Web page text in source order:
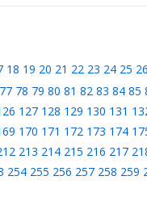
18 19 20 21 22 23 24 25 26
77 78 79 80 81 82 83 84 85
127 128 129 130 131
170 171 172 173 174
213 214 215 216 217
254 255 256 257 258 259